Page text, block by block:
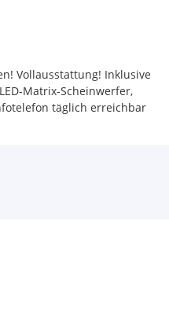
Vollausstattung! Inklusive
Matrix-Scheinwerfer,
täglich erreichbar